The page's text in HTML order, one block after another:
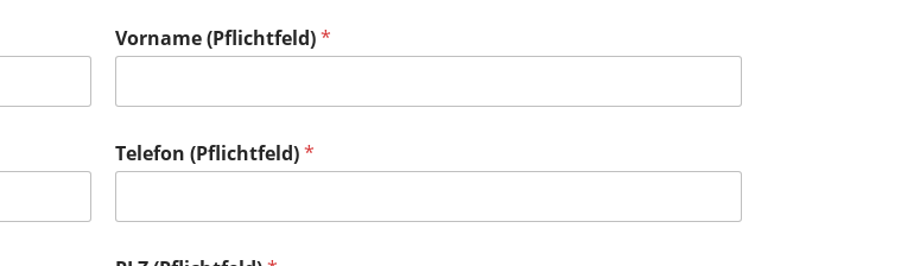
Vorname (Pflichtfeld)*
Telefon (Pflichtfeld)*